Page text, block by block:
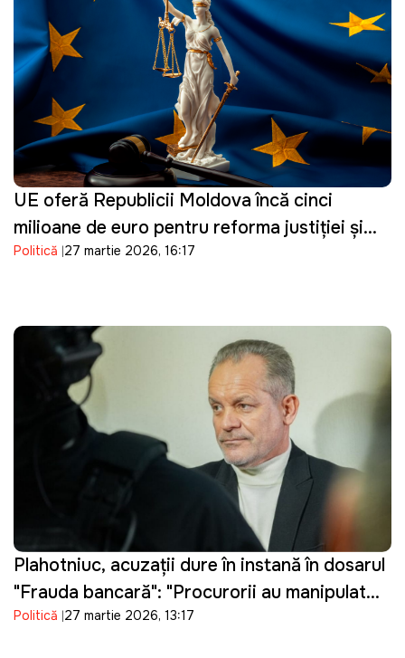
UE oferă Republicii Moldova încă cinci
milioane de euro pentru reforma justiției și
consolidarea procesului de vetting
Politică 27 martie 2026, 16:17
Plahotniuc, acuzații dure în instanță în dosarul
"Frauda bancară": "Procurorii au manipulat
probele"
Politică 27 martie 2026, 13:17